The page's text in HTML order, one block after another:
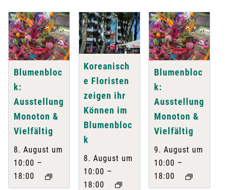
Blumenbloc
k:
Ausstellung
Monoton &
Vielfältig
8. August um
10:00 –
18:00
Koreanisch
e Floristen
zeigen ihr
Können im
Blumenbloc
k
8. August um
10:00 –
18:00
Blumenbloc
k:
Ausstellung
Monoton &
Vielfältig
9. August um
10:00 –
18:00